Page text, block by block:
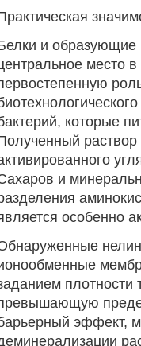
и
место
которые
и
особенно
плотности
эффект,